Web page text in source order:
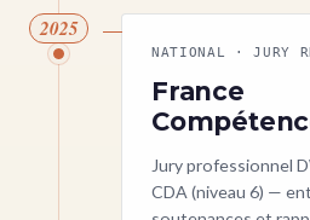
2025
NATIONAL · JURY
France
Jury professionnel
CDA (niveau 6) —